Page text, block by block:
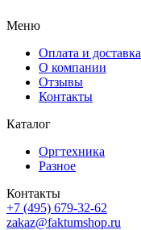
Меню
Оплата и доставка
О компании
Отзывы
Контакты
Каталог
Оргтехника
Разное
Контакты
+7 (495) 679-32-62
zakaz@faktumshop.ru